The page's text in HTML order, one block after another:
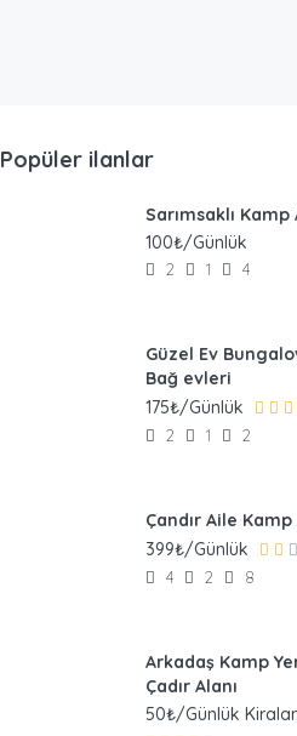
Popüler ilanlar
Sarımsaklı Kamp
100₺/Günlük
2 1 4
Güzel Ev
Bağ evleri
175₺/Günlük
2 1 2
Çandır Aile Kamp
399₺/Günlük
4 2 8
Arkadaş Kamp
Çadır Alanı
50₺/Günlük